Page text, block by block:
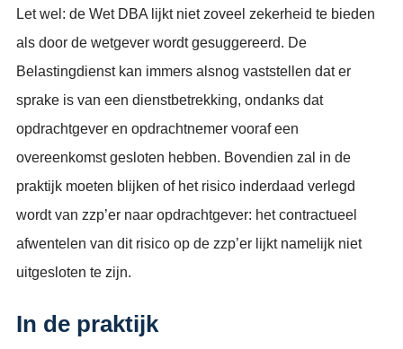
Let wel: de Wet DBA lijkt niet zoveel zekerheid te bieden
als door de wetgever wordt gesuggereerd. De
Belastingdienst kan immers alsnog vaststellen dat er
sprake is van een dienstbetrekking, ondanks dat
opdrachtgever en opdrachtnemer vooraf een
overeenkomst gesloten hebben. Bovendien zal in de
praktijk moeten blijken of het risico inderdaad verlegd
wordt van zzp’er naar opdrachtgever: het contractueel
afwentelen van dit risico op de zzp’er lijkt namelijk niet
uitgesloten te zijn.
In de praktijk